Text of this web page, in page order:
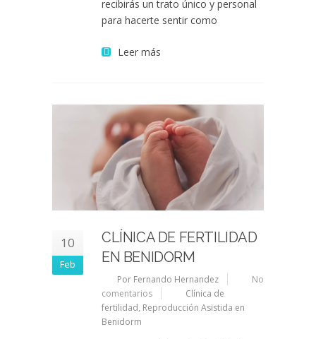
recibirás un trato único y personal
para hacerte sentir como
Leer más
10
Feb
CLÍNICA DE FERTILIDAD
EN BENIDORM
Por Fernando Hernandez
No
comentarios
Clínica de
fertilidad, Reproducción Asistida en
Benidorm